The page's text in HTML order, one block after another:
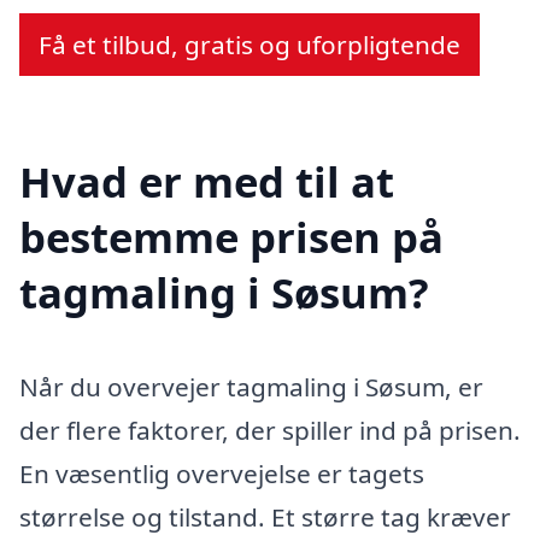
Få et tilbud, gratis og uforpligtende
Hvad er med til at
bestemme prisen på
tagmaling i Søsum?
Når du overvejer tagmaling i Søsum, er
der flere faktorer, der spiller ind på prisen.
En væsentlig overvejelse er tagets
størrelse og tilstand. Et større tag kræver